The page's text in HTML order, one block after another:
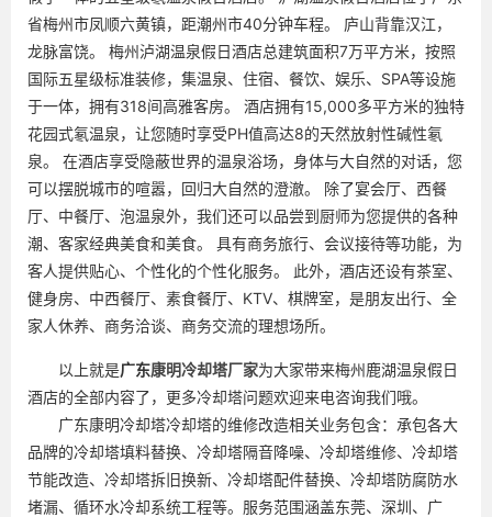
省梅州市凤顺六黄镇，距潮州市40分钟车程。 庐山背靠汉江，
龙脉富饶。 梅州泸湖温泉假日酒店总建筑面积7万平方米，按照
国际五星级标准装修，集温泉、住宿、餐饮、娱乐、SPA等设施
于一体，拥有318间高雅客房。 酒店拥有15,000多平方米的独特
花园式氡温泉，让您随时享受PH值高达8的天然放射性碱性氡
泉。 在酒店享受隐蔽世界的温泉浴场，身体与大自然的对话，您
可以摆脱城市的喧嚣，回归大自然的澄澈。 除了宴会厅、西餐
厅、中餐厅、泡温泉外，我们还可以品尝到厨师为您提供的各种
潮、客家经典美食和美食。 具有商务旅行、会议接待等功能，为
客人提供贴心、个性化的个性化服务。 此外，酒店还设有茶室、
健身房、中西餐厅、素食餐厅、KTV、棋牌室，是朋友出行、全
家人休养、商务洽谈、商务交流的理想场所。
以上就是广东康明冷却塔厂家为大家带来梅州鹿湖温泉假日
酒店的全部内容了，更多冷却塔问题欢迎来电咨询我们哦。
广东康明冷却塔冷却塔的维修改造相关业务包含：承包各大
品牌的冷却塔填料替换、冷却塔隔音降噪、冷却塔维修、冷却塔
节能改造、冷却塔拆旧换新、冷却塔配件替换、冷却塔防腐防水
堵漏、循环水冷却系统工程等。服务范围涵盖东莞、深圳、广